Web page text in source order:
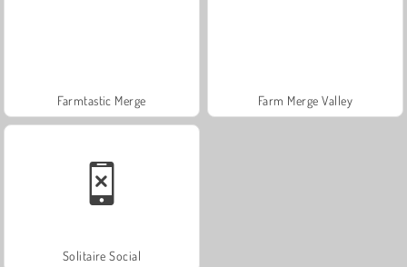
Farmtastic Merge Farm Merge Valley
Solitaire Social